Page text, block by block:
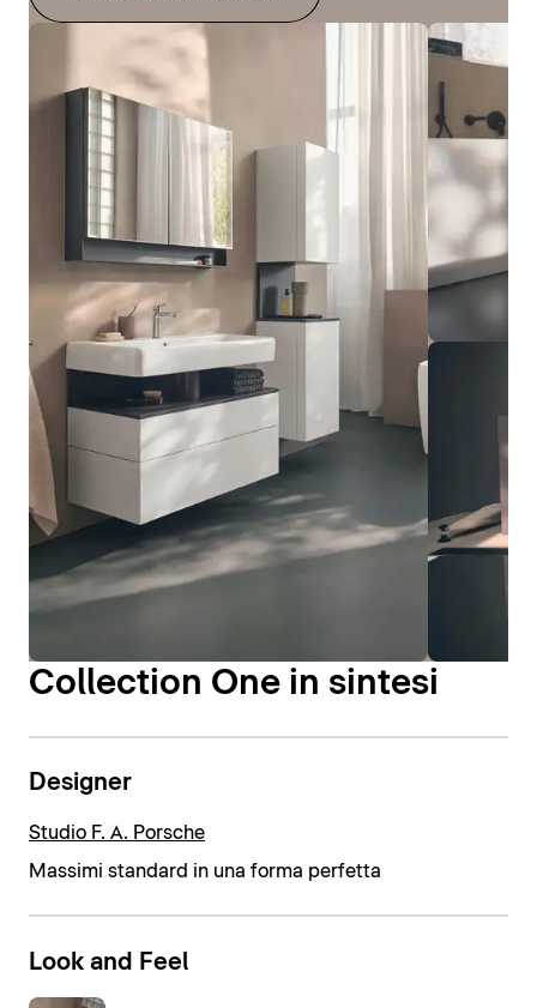
Collection One in sintesi
Designer
Studio F. A. Porsche
Massimi standard in una forma perfetta
Look and Feel